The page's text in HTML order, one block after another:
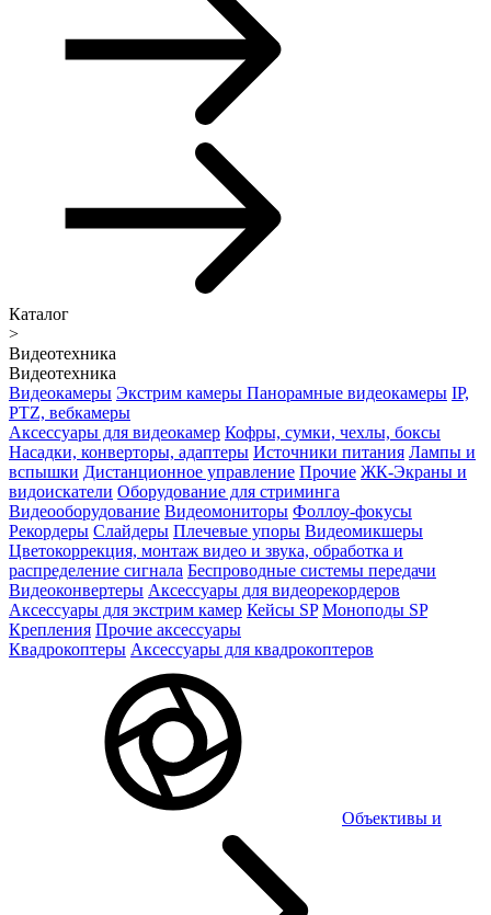
Каталог
>
Видеотехника
Видеотехника
Видеокамеры Экстрим камеры Панорамные видеокамеры IP,
PTZ, вебкамеры
Аксессуары для видеокамер Кофры, сумки, чехлы, боксы
Насадки, конверторы, адаптеры Источники питания Лампы и
вспышки Дистанционное управление Прочие ЖК-Экраны и
видоискатели Оборудование для стриминга
Видеооборудование Видеомониторы Фоллоу-фокусы
Рекордеры Слайдеры Плечевые упоры Видеомикшеры
Цветокоррекция, монтаж видео и звука, обработка и
распределение сигнала Беспроводные системы передачи
Видеоконвертеры Аксессуары для видеорекордеров
Аксессуары для экстрим камер Кейсы SP Моноподы SP
Крепления Прочие аксессуары
Квадрокоптеры Аксессуары для квадрокоптеров
Объективы и